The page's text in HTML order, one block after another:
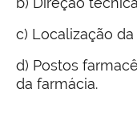
c) Localização
d) Postos
da farmácia.